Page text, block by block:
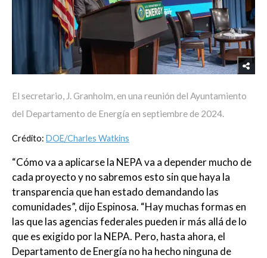
El secretario, J. Granholm, en una reunión del Ayuntamiento
del Departamento de Energía en septiembre de 2024.
Crédito: DOE/Charles Watkins
“Cómo va a aplicarse la NEPA va a depender mucho de
cada proyecto y no sabremos esto sin que haya la
transparencia que han estado demandando las
comunidades”, dijo Espinosa. “Hay muchas formas en
las que las agencias federales pueden ir más allá de lo
que es exigido por la NEPA. Pero, hasta ahora, el
Departamento de Energía no ha hecho ninguna de